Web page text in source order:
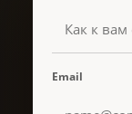
Email